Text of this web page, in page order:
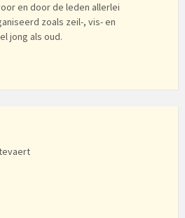
en door de leden allerlei
zoals zeil-, vis- en
jong als oud.